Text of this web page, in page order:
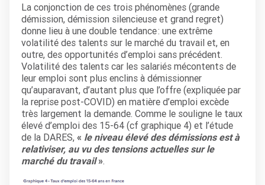
La conjonction de ces trois phénomènes (grande
démission, démission silencieuse et grand regret)
donne lieu à une double tendance : une extrême
volatilité des talents sur le marché du travail et, en
outre, des opportunités d’emploi sans précédent.
Volatilité des talents car les salariés mécontents de
leur emploi sont plus enclins à démissionner
qu’auparavant, d’autant plus que l’offre (expliquée par
la reprise post-COVID) en matière d’emploi excède
très largement la demande. Comme le souligne le taux
élevé d’emploi des 15-64 (cf graphique 4) et l’étude
de la DARES, « le niveau élevé des démissions est à
relativiser, au vu des tensions actuelles sur le
marché du travail».